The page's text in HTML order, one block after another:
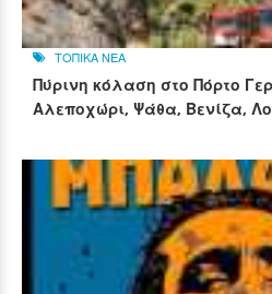
ΤΟΠΙΚΑ ΝΕΑ
Πύρινη κόλαση στο Πόρτο
Αλεποχώρι, Ψάθα, Βενίζα,